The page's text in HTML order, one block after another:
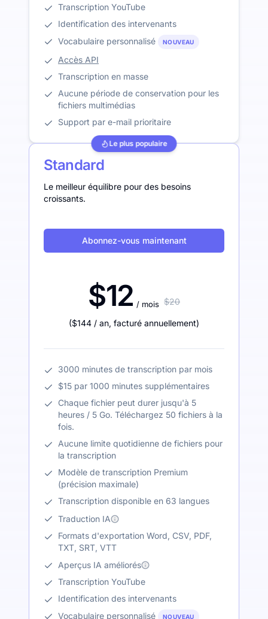
Transcription YouTube
Identification des intervenants
Vocabulaire personnalisé
NOUVEAU
Accès API
Transcription en masse
Aucune période de conservation pour les
fichiers multimédias
Support par e-mail prioritaire
Le plus populaire
Standard
Le meilleur équilibre pour des besoins
croissants.
Abonnez-vous maintenant
$12 / mois $20
($144 / an, facturé annuellement)
3000 minutes de transcription par mois
$15 par 1000 minutes supplémentaires
Chaque fichier peut durer jusqu'à 5
heures / 5 Go. Téléchargez 50 fichiers à la
fois.
Aucune limite quotidienne de fichiers pour
la transcription
Modèle de transcription Premium
(précision maximale)
Transcription disponible en 63 langues
Traduction IA
Formats d'exportation Word, CSV, PDF,
TXT, SRT, VTT
Aperçus IA améliorés
Transcription YouTube
Identification des intervenants
Vocabulaire personnalisé
NOUVEAU